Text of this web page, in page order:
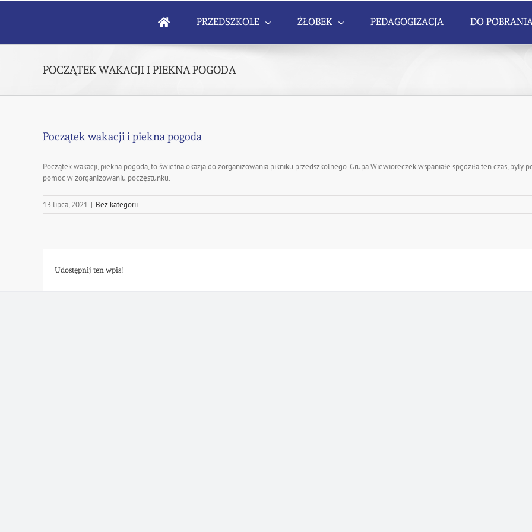
PRZEDSZKOLE ŻŁOBEK PEDAGOGIZACJA DO
POCZĄTEK WAKACJI I PIEKNA POGODA
Początek wakacji i piekna pogoda
Początek wakacji, piekna pogoda, to świetna okazja do zorganizowania pikniku przedszkolnego. Grupa Wiewioreczek wspaniałe spędziła ten czas, byly
pomoc w zorganizowaniu poczęstunku.
13 lipca, 2021 | Bez kategorii
Udostępnij ten wpis!